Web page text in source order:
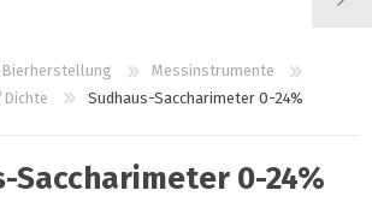
Bierherstellung
Messinstrumente
Sudhaus-Saccharimeter 0-24%
Saccharimeter 0-24%